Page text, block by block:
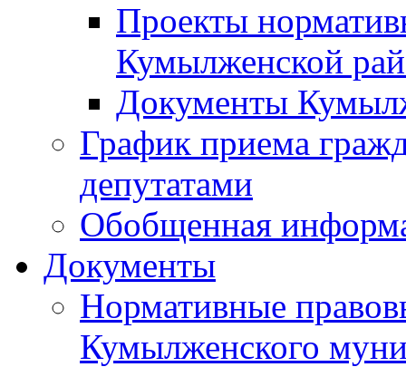
Проекты
Кумылженской
Документы
График приема
депутатами
Обобщенная
Документы
Нормативные
Кумылженского